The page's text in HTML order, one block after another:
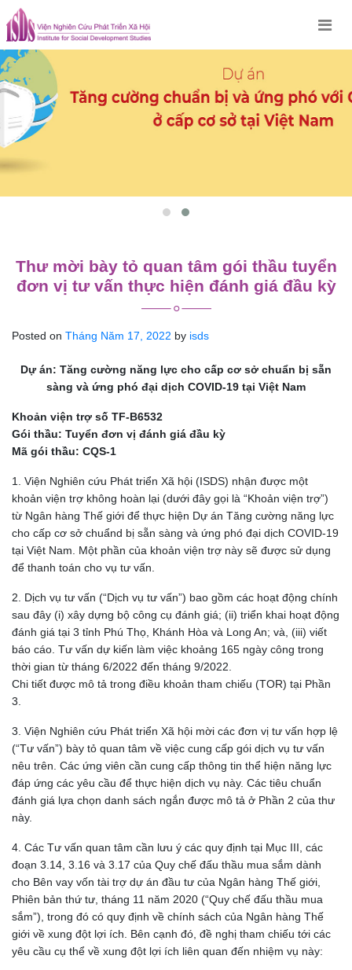
Skip
to
content
Thư mời bày tỏ quan tâm gói thầu tuyển
đơn vị tư vấn thực hiện đánh giá đầu kỳ
Posted on Tháng Năm 17, 2022 by isds
Dự án: Tăng cường năng lực cho cấp cơ sở chuẩn bị sẵn
sàng và ứng phó đại dịch COVID-19 tại Việt Nam
Khoản viện trợ số TF-B6532
Gói thầu: Tuyển đơn vị đánh giá đầu kỳ
Mã gói thầu: CQS-1
1. Viện Nghiên cứu Phát triển Xã hội (ISDS) nhận được một
khoản viện trợ không hoàn lại (dưới đây gọi là “Khoản viện trợ”)
từ Ngân hàng Thế giới để thực hiện Dự án Tăng cường năng lực
cho cấp cơ sở chuẩnd bị sẵn sàng và ứng phó đại dịch COVID-19
tại Việt Nam. Một phần của khoản viện trợ này sẽ được sử dụng
để thanh toán cho vụ tư vấn.
2. Dịch vụ tư vấn (“Dịch vụ tư vấn”) bao gồm các hoạt động chính
sau đây (i) xây dựng bộ công cụ đánh giá; (ii) triển khai hoạt động
đánh giá tại 3 tỉnh Phú Thọ, Khánh Hòa và Long An; và, (iii) viết
báo cáo. Tư vấn dự kiến làm việc khoảng 165 ngày công trong
thời gian từ tháng 6/2022 đến tháng 9/2022.
Chi tiết được mô tả trong điều khoản tham chiếu (TOR) tại Phần
3.
3. Viện Nghiên cứu Phát triển Xã hội mời các đơn vị tư vấn hợp lệ
(“Tư vấn”) bày tỏ quan tâm về việc cung cấp gói dịch vụ tư vấn
nêu trên. Các ứng viên cần cung cấp thông tin thể hiện năng lực
đáp ứng các yêu cầu để thực hiện dịch vụ này. Các tiêu chuẩn
đánh giá lựa chọn danh sách ngắn được mô tả ở Phần 2 của thư
này.
4. Các Tư vấn quan tâm cần lưu ý các quy định tại Mục III, các
đoạn 3.14, 3.16 và 3.17 của Quy chế đấu thầu mua sắm dành
cho Bên vay vốn tài trợ dự án đầu tư của Ngân hàng Thế giới,
Phiên bản thứ tư, tháng 11 năm 2020 (“Quy chế đấu thầu mua
sắm”), trong đó có quy định về chính sách của Ngân hàng Thế
giới về xung đột lợi ích. Bên cạnh đó, đề nghị tham chiếu tới các
yêu cầu cụ thể về xung đột lợi ích liên quan đến nhiệm vụ này: